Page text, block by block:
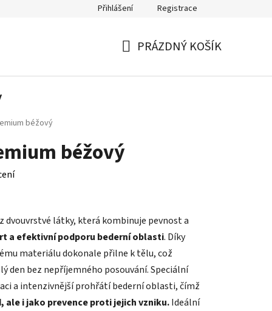
Přihlášení Registrace
PRÁZDNÝ KOŠÍK
béžový
béžový
dvouvrstvé látky, která kombinuje pevnost a
a efektivní podporu bederní oblasti. Díky
materiálu dokonale přilne k tělu, což
den bez nepříjemného posouvání. Speciální
a intenzivnější prohřátí bederní oblasti, čímž
ale i jako prevence proti jejich vzniku.Ideální